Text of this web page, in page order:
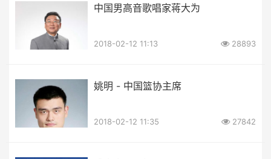
中国男高音歌唱家蒋大为
2018-02-12 11:13 28893
姚明 - 中国篮协主席
2018-02-12 11:35 27842